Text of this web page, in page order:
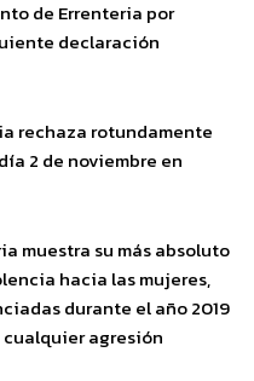
de Errenteria por
declaración
rechaza rotundamente
2 de noviembre en
muestra su más absoluto
hacia las mujeres,
durante el año 2019
agresión